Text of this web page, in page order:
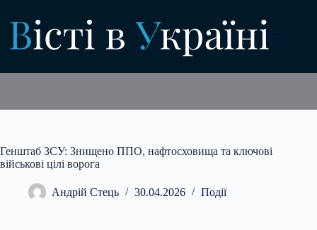
вмісту
Генштаб ЗСУ: Знищено ППО, нафтосховища та ключові
військові цілі ворога
Андрій Стець 30.04.2026 Події